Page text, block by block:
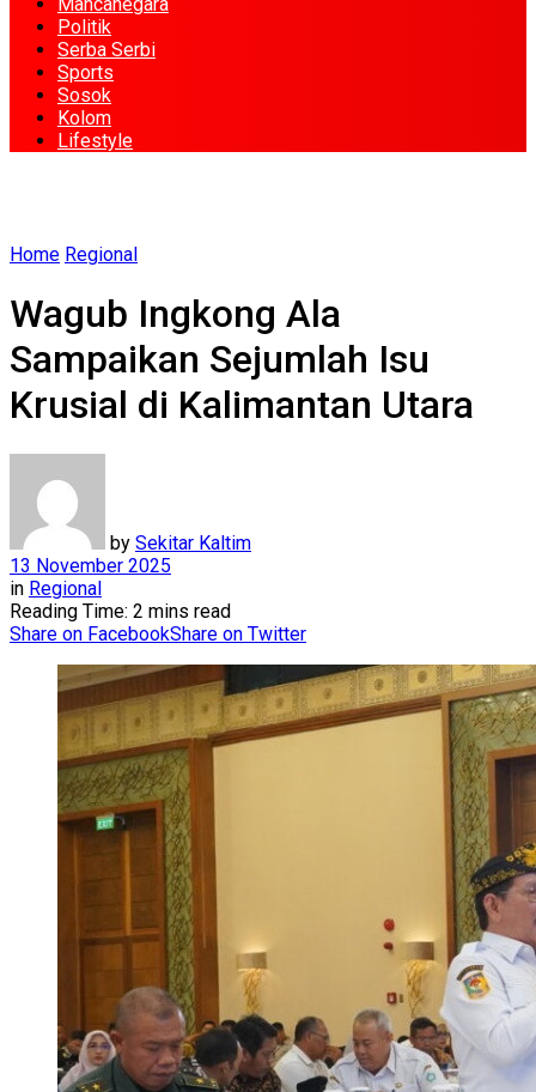
Politik
Serba Serbi
Sports
Sosok
Kolom
Lifestyle
Home Regional
Wagub Ingkong Ala
Sampaikan Sejumlah Isu
Krusial di Kalimantan Utara
by Sekitar Kaltim
13 November 2025
in Regional
Reading Time: 2 mins read
Share on FacebookShare on Twitter